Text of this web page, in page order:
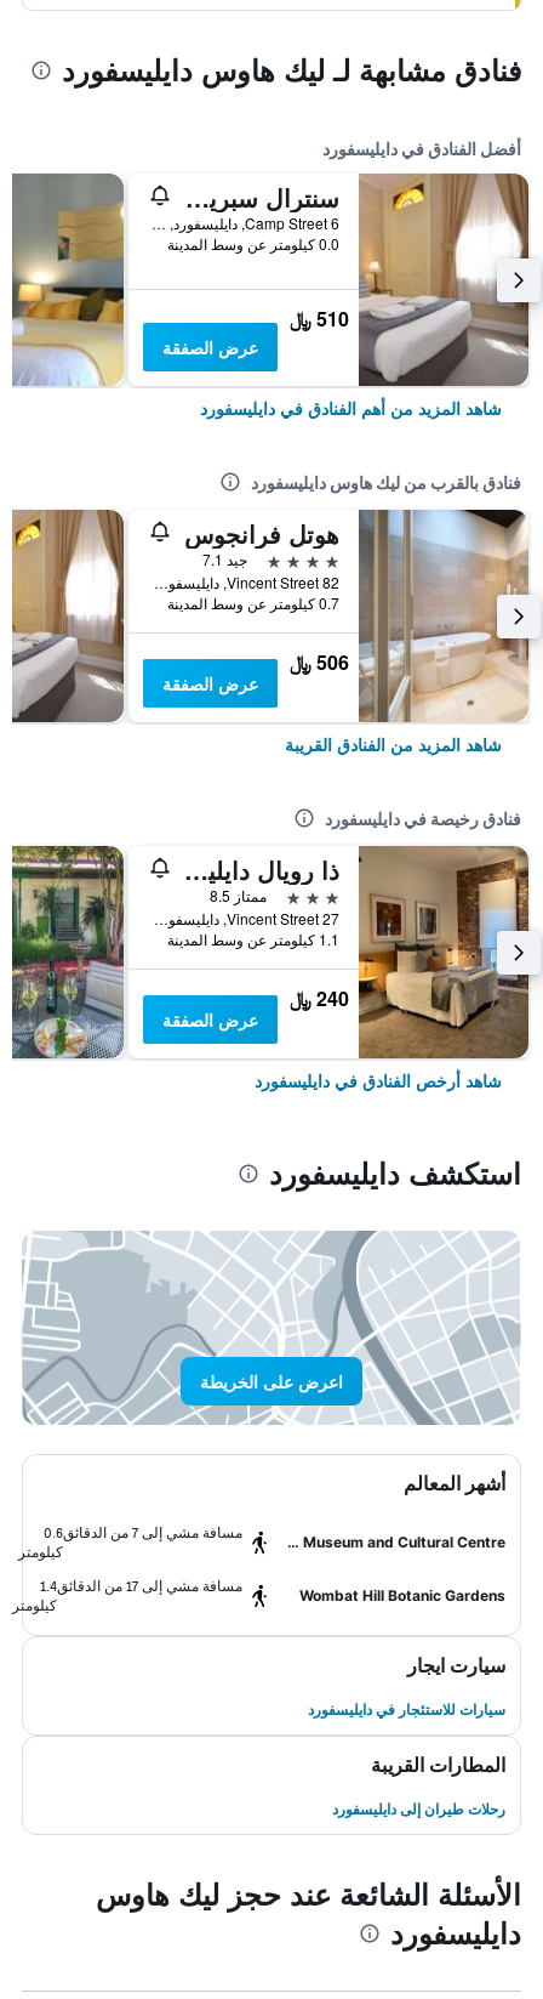
فنادق مشابهة لـ ليك هاوس دايليسفورد
أفضل الفنادق في دايليسفورد
سنترال سبرينغز إن
6 Camp Street, دايليسفورد, VIC, أستراليا
0.0 كيلومتر عن وسط المدينة
510 ﷼
عرض الصفقة
شاهد المزيد من أهم الفنادق في دايليسفورد
فنادق بالقرب من ليك هاوس دايليسفورد
هوتل فرانجوس
4 نجوم
جيد 7.1
82 Vincent Street, دايليسفورد, VIC, أستراليا
0.7 كيلومتر عن وسط المدينة
506 ﷼
عرض الصفقة
شاهد المزيد من الفنادق القريبة
فنادق رخيصة في دايليسفورد
ذا رويال دايليفورد هوتل
3 نجوم
ممتاز 8.5
27 Vincent Street, دايليسفورد, VIC, أستراليا
1.1 كيلومتر عن وسط المدينة
240 ﷼
عرض الصفقة
شاهد أرخص الفنادق في دايليسفورد
استكشف دايليسفورد
اعرض على الخريطة
أشهر المعالم
Daylesford Museum and Cultural Centre
مسافة مشي إلى 7 من الدقائق
0.6
كيلومتر
Wombat Hill Botanic Gardens
مسافة مشي إلى 17 من الدقائق
1.4
كيلومتر
سيارت ايجار
سيارات للاستئجار في دايليسفورد
المطارات القريبة
رحلات طيران إلى دايليسفورد
الأسئلة الشائعة عند حجز ليك هاوس
دايليسفورد